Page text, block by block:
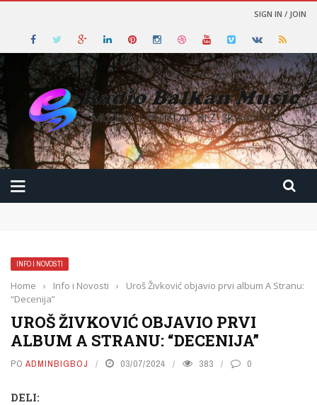
SIGN IN / JOIN
INFO I NOVOSTI
Home › Info i Novosti ›
Uroš Živković objavio prvi album A Stranu:
“Decenija”
UROŠ ŽIVKOVIĆ OBJAVIO PRVI
ALBUM A STRANU: “DECENIJA”
PO ADMINBIGBOJ 03/07/2024 383 0
DELI: